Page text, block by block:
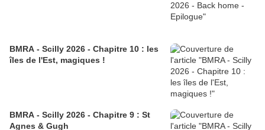
BMRA - Scilly 2026 - Chapitre 10 : les
îles de l'Est, magiques !
BMRA - Scilly 2026 - Chapitre 9 : St
Agnes & Gugh